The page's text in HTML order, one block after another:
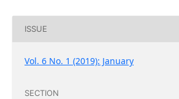
ISSUE
Vol. 6 No. 1 (2019): January
SECTION